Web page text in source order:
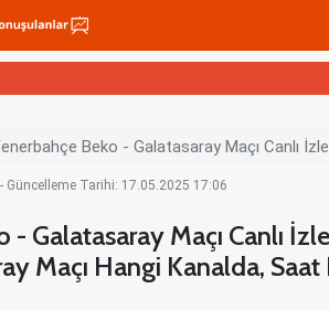
Beko - Galatasaray Maçı Canlı
Güncelleme Tarihi: 17.05.2025 17:06
- Galatasaray Maçı Canlı
Maçı Hangi Kanalda, Saat